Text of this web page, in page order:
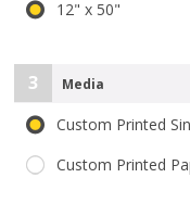
12" x 50"
3 Media
Custom Printed
Custom Printed